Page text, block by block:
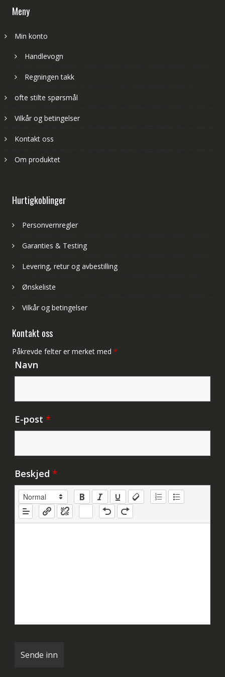
Meny
Min konto
Handlevogn
Regningen takk
ofte stilte spørsmål
Vilkår og betingelser
Kontakt oss
Om produktet
Hurtigkoblinger
Personvernregler
Garanties & Testing
Levering, retur og avbestilling
Ønskeliste
Vilkår og betingelser
Kontakt oss
Påkrevde felter er merket med *
Navn
E-post *
Beskjed *